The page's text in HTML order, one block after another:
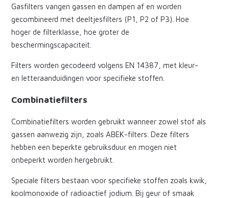
Gasfilters vangen gassen en dampen af en worden
gecombineerd met deeltjesfilters (P1, P2 of P3). Hoe
hoger de filterklasse, hoe groter de
beschermingscapaciteit.
Filters worden gecodeerd volgens EN 14387, met kleur-
en letteraanduidingen voor specifieke stoffen.
Combinatiefilters
Combinatiefilters worden gebruikt wanneer zowel stof als
gassen aanwezig zijn, zoals ABEK-filters. Deze filters
hebben een beperkte gebruiksduur en mogen niet
onbeperkt worden hergebruikt.
Speciale filters bestaan voor specifieke stoffen zoals kwik,
koolmonoxide of radioactief jodium. Bij geur of smaak